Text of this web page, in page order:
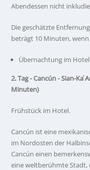
Abendessen nicht
Die geschätzte
beträgt 10 Minuten,
Übernachtung im Hotel
2. Tag - Cancún - Sian-Ka
Minuten)
Frühstück im Hotel.
Cancún ist eine
im Nordosten der
Cancún einen
eine weltberühmte